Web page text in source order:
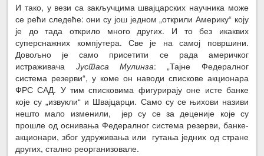
И тако, у вези са закључцима швајцарских научника може
се рећи следеће: они су још једном „открили Америку“ коју
је до тада открило много других. И то без икаквих
суперснажних компјутера. Све је на самој површини.
Довољно је само присетити се рада америчког
истраживача Јустаса Мулинза: „Тајне Федералног
система резерви“, у коме он наводи спискове акционара
ФРС САД. У тим списковима фигурирају оне исте банке
које су „извукли“ и Швајцарци. Само су се њихови називи
нешто мало изменили, јер су се за деценије које су
прошле од оснивања Федералног система резерви, банке-
акционари, због удруживања или гутања једних од стране
других, стално реорганизовале.